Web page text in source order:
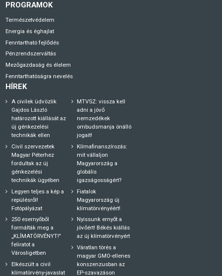
PROGRAMOK
Természetvédelem
Energia és éghajlat
Fenntartható fejlődés
Pénzrendszerváltás
Mezőgazdaság és élelem
Fenntarthatóságra nevelés
HÍREK
A civilek üdvözlik
Gajdos László
határozott kiállását az
új génkezelési
technikák ellen
Civil szervezetek
Magyar Péterhez
fordultak az új
génkezelési
technikák ügyében
Legyen teljes a kép a
repülésről!
Fotópályázat
250 esernyőből
formálták meg a
„KLÍMATÖRVÉNYT!"
feliratot a
Városligetben
Elkészült a civil
klímatörvény-javaslat
MTVSZ: vissza kell
adni a jövő
nemzedékek
ombudsmanja önálló
jogait!
Klímafinanszírozás:
mit vállaljon
Magyarország a
globális
igazságosságért?
Fiatalok
Magyarország új
klímatörvényéért!
Nyissunk ernyőt a
jövőért! Békés kiállás
az új klímatörvényért
Váratlan törés a
magyar GMO-ellenes
konszenzusban az
EP-szavazáson